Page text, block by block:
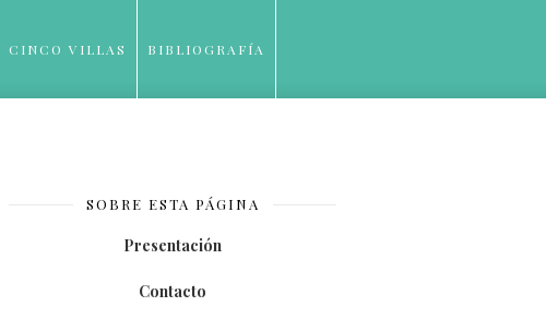
CINCO VILLAS BIBLIOGRAFÍA
SOBRE ESTA PÁGINA
Presentación
Contacto